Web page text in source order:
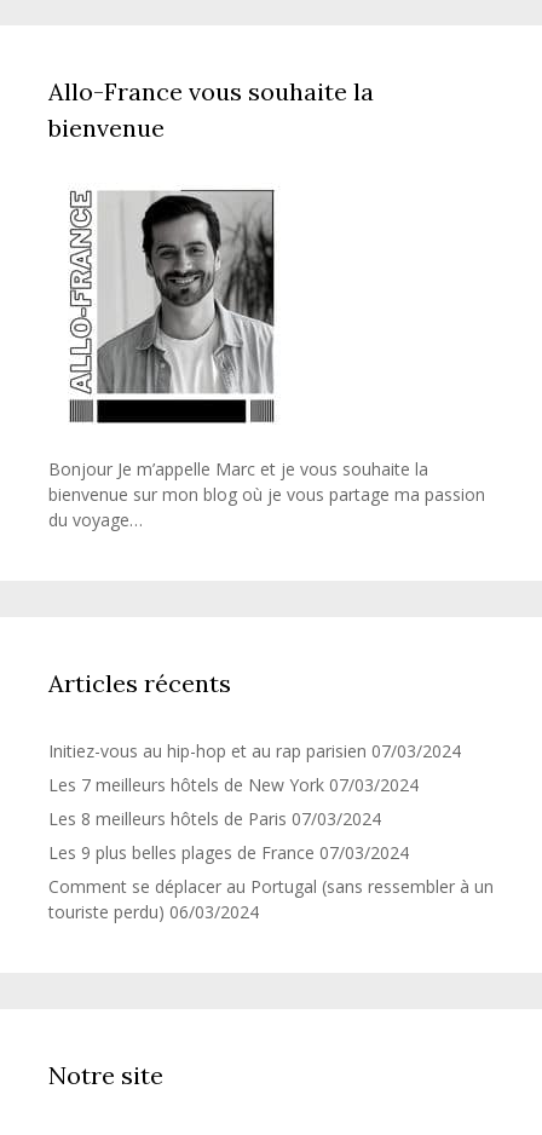
Allo-France vous souhaite la
bienvenue
Bonjour Je m’appelle Marc et je vous souhaite la
bienvenue sur mon blog où je vous partage ma passion
du voyage…
Articles récents
Initiez-vous au hip-hop et au rap parisien 07/03/2024
Les 7 meilleurs hôtels de New York 07/03/2024
Les 8 meilleurs hôtels de Paris 07/03/2024
Les 9 plus belles plages de France 07/03/2024
Comment se déplacer au Portugal (sans ressembler à un
touriste perdu) 06/03/2024
Notre site